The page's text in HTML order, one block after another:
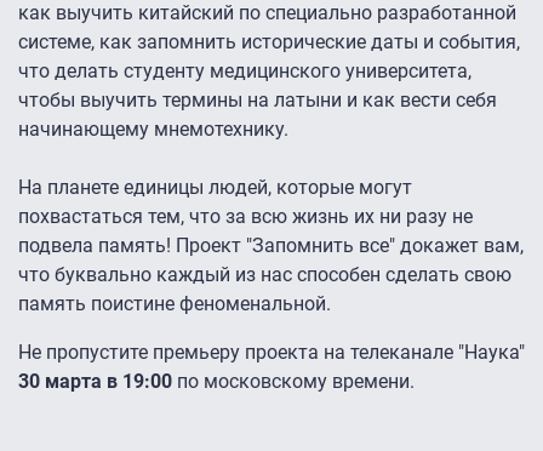
как выучить китайский по специально разработанной
системе, как запомнить исторические даты и события,
что делать студенту медицинского университета,
чтобы выучить термины на латыни и как вести себя
начинающему мнемотехнику.
На планете единицы людей, которые могут
похвастаться тем, что за всю жизнь их ни разу не
подвела память! Проект "Запомнить все" докажет вам,
что буквально каждый из нас способен сделать свою
память поистине феноменальной.
Не пропустите премьеру проекта на телеканале "Наука"
30 марта в 19:00 по московскому времени.